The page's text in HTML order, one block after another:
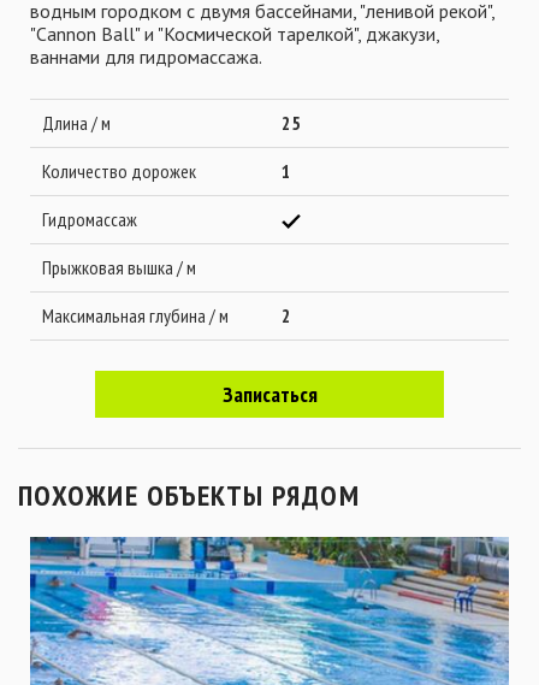
водным городком с двумя бассейнами, "ленивой рекой",
"Cannon Ball" и "Космической тарелкой", джакузи,
ваннами для гидромассажа.
Длина / м
25
Количество дорожек
1
Гидромассаж
Прыжковая вышка / м
Максимальная глубина / м
2
Записаться
ПОХОЖИЕ ОБЪЕКТЫ РЯДОМ